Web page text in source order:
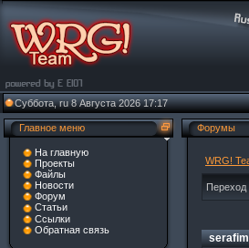
Суббота, ru 8 Августа 2026 17:17
Главное меню
На главную
Проекты
Файлы
Новости
Форум
Статьи
Ссылки
Обратная связь
Форумы
WRG!
Переход
serafim